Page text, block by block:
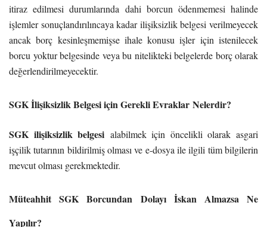
itiraz edilmesi durumlarında dahi borcun ödenmemesi halinde
işlemler sonuçlandırılıncaya kadar ilişiksizlik belgesi verilmeyecek
ancak borç kesinleşmemişse ihale konusu işler için istenilecek
borcu yoktur belgesinde veya bu nitelikteki belgelerde borç olarak
değerlendirilmeyecektir.
SGK İlişiksizlik Belgesi için Gerekli Evraklar Nelerdir?
SGK ilişiksizlik belgesi alabilmek için öncelikli olarak asgari
işçilik tutarının bildirilmiş olması ve e-dosya ile ilgili tüm bilgilerin
mevcut olması gerekmektedir.
Müteahhit SGK Borcundan Dolayı İskan Almazsa Ne
Yapılır?